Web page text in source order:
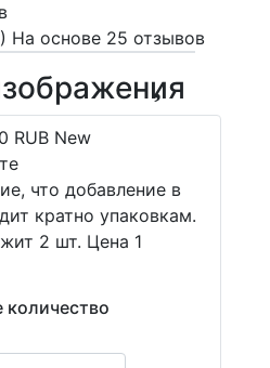
На основе 25 отзывов
0 RUB New
что добавление в
кратно упаковкам.
2 шт. Цена 1
количество